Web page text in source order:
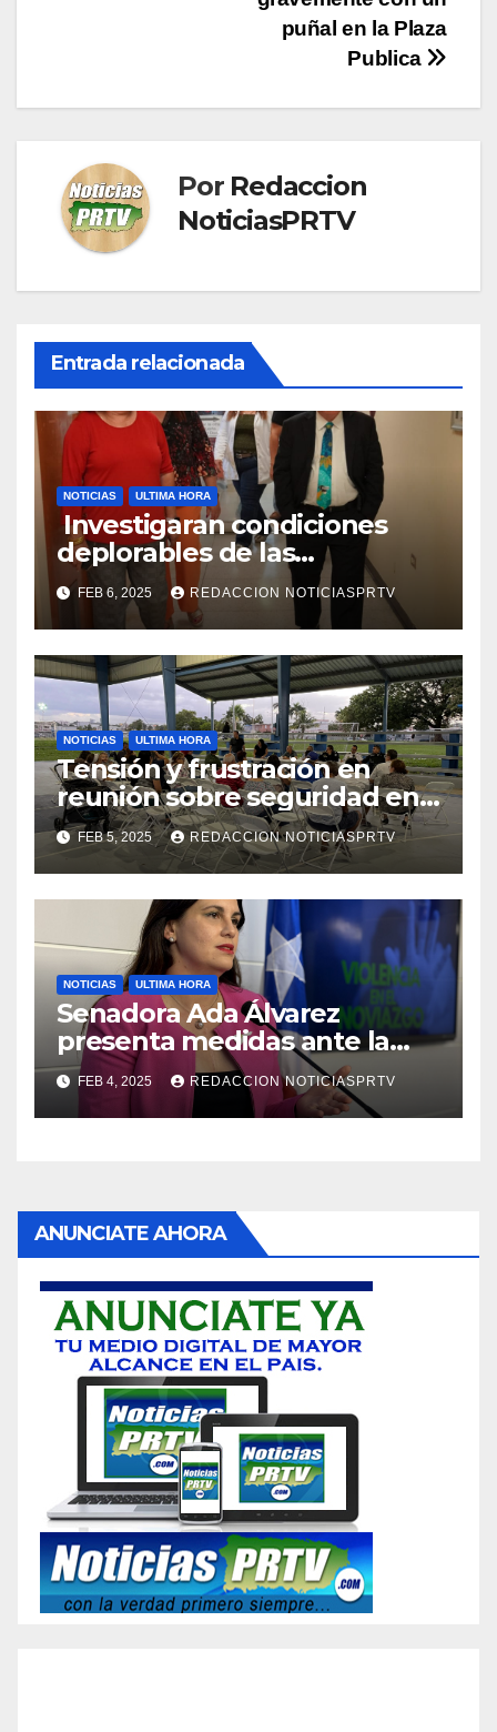
puñal en la Plaza
Publica
Por Redaccion
NoticiasPRTV
Entrada relacionada
NOTICIAS ULTIMA HORA
Investigaran condiciones
deplorables de las
facilidades el Departamento
de la Salud en Mayagüez
FEB 6, 2025 REDACCION NOTICIASPRTV
NOTICIAS ULTIMA HORA
Tensión y frustración en
reunión sobre seguridad en
Reparto Metropolitano
FEB 5, 2025 REDACCION NOTICIASPRTV
NOTICIAS ULTIMA HORA
Senadora Ada Álvarez
presenta medidas ante la
violencia en el noviazgo
FEB 4, 2025 REDACCION NOTICIASPRTV
ANUNCIATE AHORA